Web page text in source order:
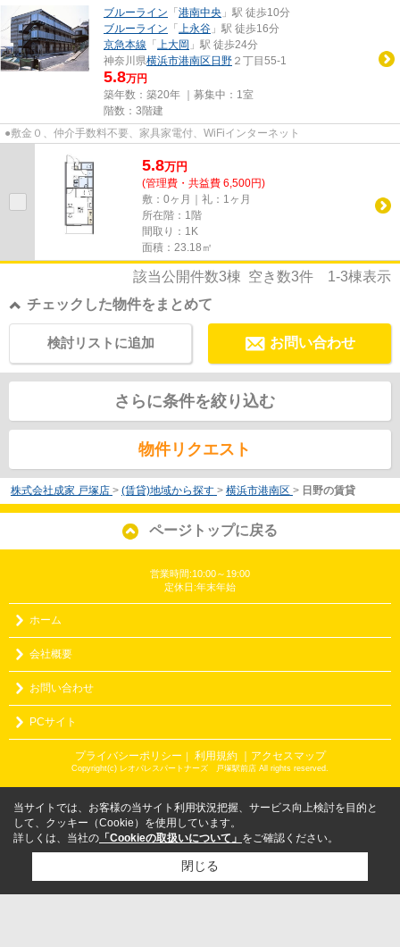
ブルーライン 「 港南中央 」駅 徒歩10分
ブルーライン 「 上永谷 」駅 徒歩16分
京急本線 「 上大岡 」駅 徒歩24分
神奈川県横浜市港南区 日野 ２丁目55-1
5.8万円
築年数：築20年 ｜募集中： 1室
階数：3階建
●敷金０、仲介手数料不要、家具家電付、WiFiインターネット
5.8万円
(管理費・共益費 6,500円)
敷：0ヶ月｜礼：1ヶ月
所在階：1階
間取り：1K
面積：23.18㎡
該当公開件数3棟 空き数3件 1-3棟表示
チェックした物件をまとめて
お問い合わせ
検討リストに追加
さらに条件を絞り込む
物件リクエスト
株式会社成家 戸塚店 > (賃貸)地域から探す > 横浜市港南区 > 日野の賃貸
ページトップに戻る
営業時間:10:00～19:00
定休日:年末年始
ホーム
会社概要
お問い合わせ
PCサイト
プライバシーポリシー ｜ 利用規約 ｜アクセスマップ
Copyright(c) レオパレスパートナーズ 戸塚駅前店 All rights reserved.
当サイトでは、お客様の当サイト利用状況把握、サービス向上検討を目的と
して、クッキー（Cookie）を使用しています。
詳しくは、当社の 「Cookieの取扱いについて」 をご確認ください。
閉じる